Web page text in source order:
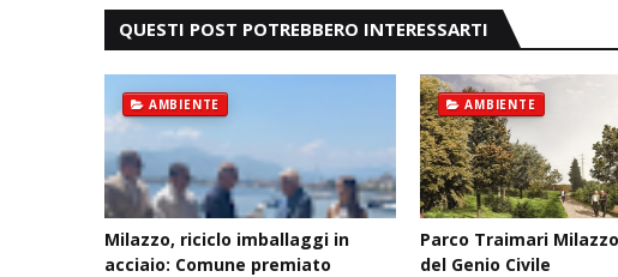
QUESTI POST POTREBBERO INTERESSARTI
AMBIENTE
Milazzo, riciclo imballaggi in
acciaio: Comune premiato
AMBIENTE
Parco Traimari
del Genio Civile